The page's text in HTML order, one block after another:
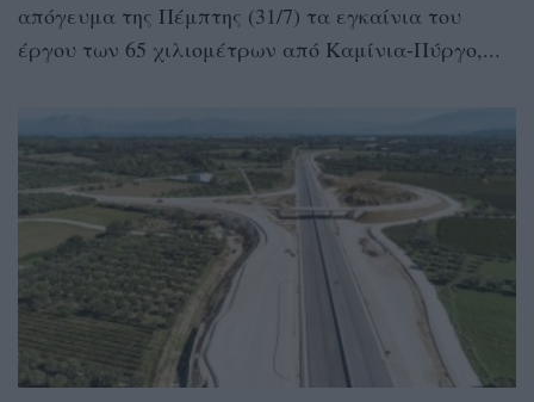
απόγευμα της Πέμπτης (31/7) τα εγκαίνια του
έργου των 65 χιλιομέτρων από Καμίνια-Πύργο,...